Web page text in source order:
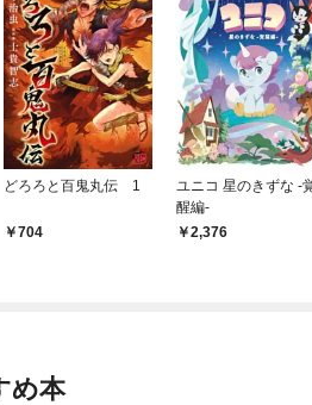
どろろと百鬼丸伝 1
704
ユニコ 星のきずな -
醒編-
2,376
め本